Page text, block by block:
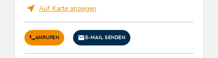
Auf Karte anzeigen
ANRUFEN E-MAIL SENDEN